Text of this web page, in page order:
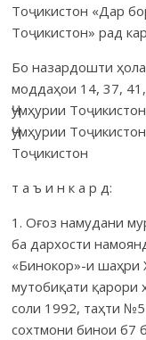
Тоҷикистон «Дар
Тоҷикистон» рад
Бо назардошти
моддаҳои 14, 37,
Ҷумҳурии
Ҷумҳурии
Тоҷикистон
т а ъ и н к а р д:
1. Оғоз намудани
ба дархости
«Бинокор»-и шаҳри
мутобиқати қарори
соли 1992, таҳти
сохтмони бинои б7